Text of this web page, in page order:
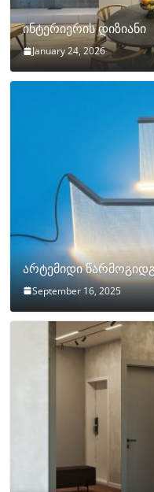
ინტერიერის დიზიანი
January 24, 2026
არტემიდი
September 16, 2025